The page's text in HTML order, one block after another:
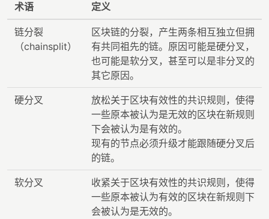
术语 定义
链分裂
（chainsplit）
区块链的分裂，产生两条相互独立但拥
有共同祖先的链。原因可能是硬分叉，
也可能是软分叉，甚至可以是非分叉的
其它原因。
硬分叉
放松关于区块有效性的共识规则，使得
一些原本被认为是无效的区块在新规则
下会被认为是有效的。
现有的节点必须升级才能跟随硬分叉后
的链。
软分叉
收紧关于区块有效性的共识规则，使得
一些原本被认为有效的区块在新规则下
会被认为是无效的。